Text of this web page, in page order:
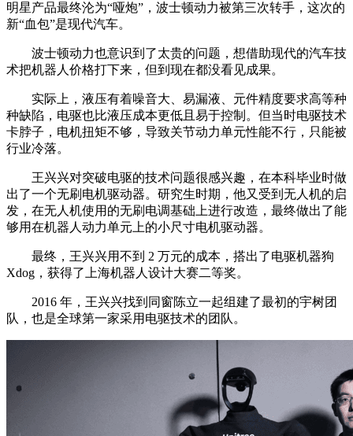
明星产品最终沦为“哑炮”，波士顿动力被第三次转手，这次的
新“血包”是现代汽车。
波士顿动力也意识到了太贵的问题，想借助现代的汽车技
术把机器人价格打下来，但到现在都没看见成果。
实际上，液压有着噪音大、易漏液、元件精度要求高等种
种缺陷，电驱也比液压成本更低且易于控制。但当时电驱技术
卡脖子，电机扭矩不够，导致关节动力单元性能不行，只能被
行业冷落。
王兴兴对突破电驱的技术问题很感兴趣，在本科毕业时做
出了一个无刷电机驱动器。研究生时期，他又受到无人机的启
发，在无人机使用的无刷电调基础上进行改造，最终做出了能
够用在机器人动力单元上的小尺寸电机驱动器。
最终，王兴兴用不到 2 万元的成本，搭出了电驱机器狗
Xdog，获得了上海机器人设计大赛二等奖。
2016 年，王兴兴找到同窗陈立一起组建了最初的宇树团
队，也是全球第一家采用电驱技术的团队。